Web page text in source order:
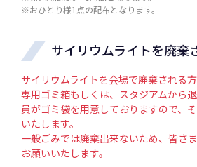
※おひとり様1点の配布となります。
サイリウムライトを廃棄
サイリウムライトを会場で廃棄される
専用ゴミ箱もしくは、スタジアムから
員がゴミ袋を用意しておりますので、
いたします。
一般ごみでは廃棄出来ないため、皆さ
お願いいたします。